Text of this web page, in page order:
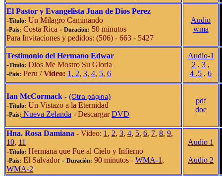
El Pastor y Evangelista Juan de Dios Perez
-Título: Un Milagro Caminando
-Pais: Costa Rica - Duración: 50 minutos
Para Invitaciones y pedidos: (506) - 663 - 5427
Audio
wma
Testimonio del Hermano Edwar
-Título: Dios Me Mostro Su Gloria
-Pais: Peru /Video: 1 , 2, 3, 4, 5, 6
Audio-1
2 , 3 ,
4 ,5 , 6
Ian McCormack - (Otra página)
-Título: Un Vistazo a la Eternidad
-Pais: Nueva Zelanda - DescargarDVD
pdf
doc
Hna. Rosa Damiana - Video: 1 , 2, 3, 4, 5, 6, 7, 8, 9,
10, 11
-Título: Hermana que Fue al Cielo y Infierno
-Pais: El Salvador- Duración: 90 minutos - WMA-1 ,
WMA-2
Audio 1
Audio 2